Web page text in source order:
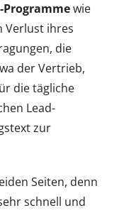
Programmewie
Verlust ihres
die
der Vertrieb,
die tägliche
Lead-
zur
Seiten, denn
schnell und